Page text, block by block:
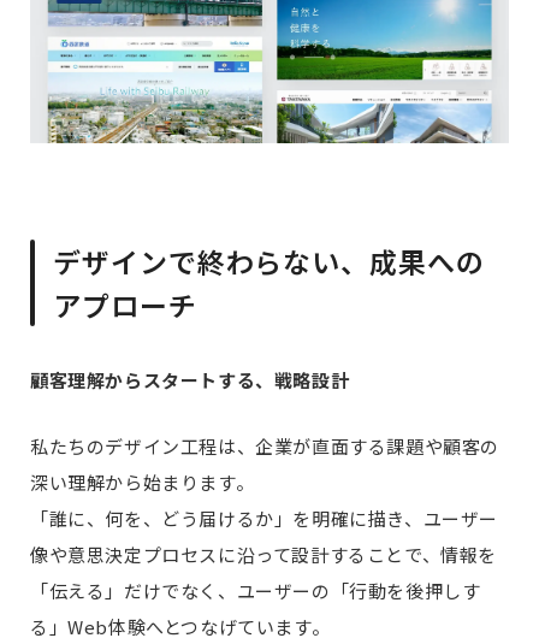
デザインで終わらない、成果への
アプローチ
顧客理解からスタートする、戦略設計
私たちのデザイン工程は、企業が直面する課題や顧客の
深い理解から始まります。
「誰に、何を、どう届けるか」を明確に描き、ユーザー
像や意思決定プロセスに沿って設計することで、情報を
「伝える」だけでなく、ユーザーの「行動を後押しす
る」Web体験へとつなげています。